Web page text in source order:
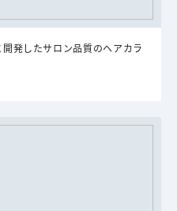
発したサロン品質のヘアカラ